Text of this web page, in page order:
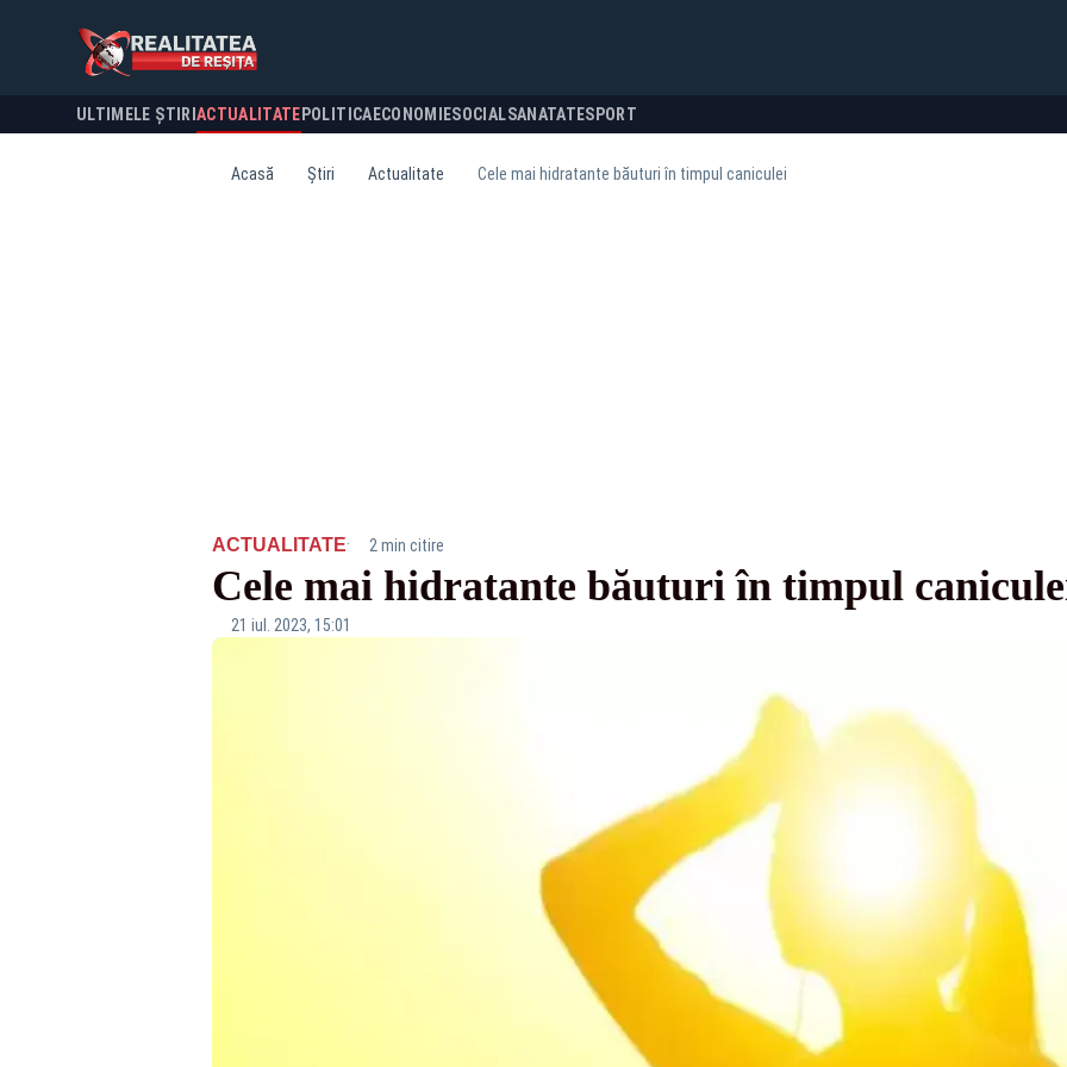
ULTIMELE ȘTIRI ACTUALITATE POLITICA ECONOMIESOCIALSANATATESPORT
Acasă Știri Actualitate Cele mai hidratante băuturi în timpul caniculei
ACTUALITATE· 2 min citire
Cele mai hidratante băuturi în timpul
21 iul. 2023, 15:01